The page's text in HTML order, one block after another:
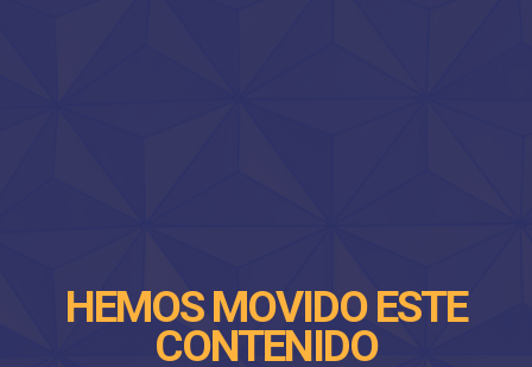
HEMOS MOVIDO ESTE
CONTENIDO